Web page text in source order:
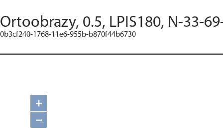
Ortoobrazy, 0.5, LPIS180, N-33-
0b3cf240-1768-11e6-955b-b870f44b6730
+
−